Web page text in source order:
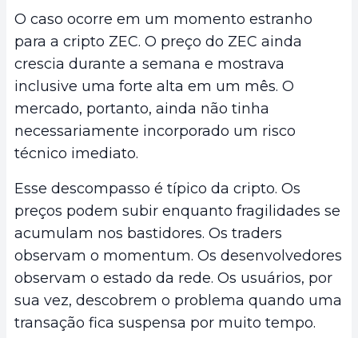
O caso ocorre em um momento estranho
para a cripto ZEC. O preço do ZEC ainda
crescia durante a semana e mostrava
inclusive uma forte alta em um mês. O
mercado, portanto, ainda não tinha
necessariamente incorporado um risco
técnico imediato.
Esse descompasso é típico da cripto. Os
preços podem subir enquanto fragilidades se
acumulam nos bastidores. Os traders
observam o momentum. Os desenvolvedores
observam o estado da rede. Os usuários, por
sua vez, descobrem o problema quando uma
transação fica suspensa por muito tempo.